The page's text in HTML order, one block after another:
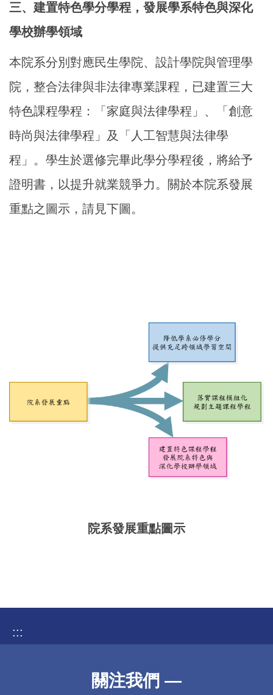
三、建置特色學分學程，發展學系特色與深化
學校辦學領域
本院系分別對應民生學院、設計學院與管理學
院，整合法律與非法律專業課程，已建置三大
特色課程學程：「家庭與法律學程」、「創意
時尚與法律學程」及「人工智慧與法律學
程」。學生於選修完畢此學分學程後，將給予
證明書，以提升就業競爭力。關於本院系發展
重點之圖示，請見下圖。
院系發展重點圖示
:::
關注我們 —